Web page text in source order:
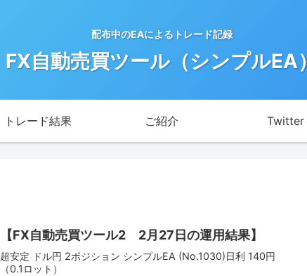
配布中のEAによるトレード記録
FX自動売買ツール（シンプルEA）
トレード結果 ご紹介 Twitter
【FX自動売買ツール2 2月27日の運用結果】
超安定 ドル円 2ポジション シンプルEA (No.1030)日利 140円
（0.1ロット）